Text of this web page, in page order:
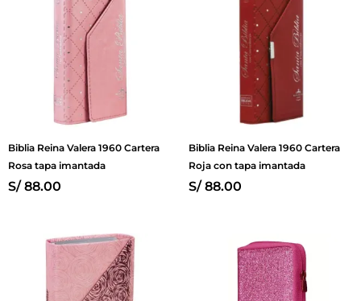
Biblia Reina Valera 1960 Cartera
Rosa tapa imantada
S/88.00
Biblia Reina Valera 1960 Cartera
Roja con tapa imantada
S/88.00